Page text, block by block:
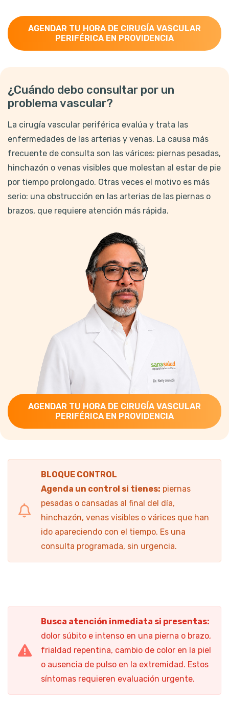
AGENDAR TU HORA DE CIRUGÍA VASCULAR
PERIFÉRICA EN PROVIDENCIA
¿Cuándo debo consultar por un
problema vascular?
La cirugía vascular periférica evalúa y trata las
enfermedades de las arterias y venas. La causa más
frecuente de consulta son las várices: piernas pesadas,
hinchazón o venas visibles que molestan al estar de pie
por tiempo prolongado. Otras veces el motivo es más
serio: una obstrucción en las arterias de las piernas o
brazos, que requiere atención más rápida.
AGENDAR TU HORA DE CIRUGÍA VASCULAR
PERIFÉRICA EN PROVIDENCIA
BLOQUE CONTROL
Agenda un control si tienes: piernas
pesadas o cansadas al final del día,
hinchazón, venas visibles o várices que han
ido apareciendo con el tiempo. Es una
consulta programada, sin urgencia.
Busca atención inmediata si presentas:
dolor súbito e intenso en una pierna o brazo,
frialdad repentina, cambio de color en la piel
o ausencia de pulso en la extremidad. Estos
síntomas requieren evaluación urgente.